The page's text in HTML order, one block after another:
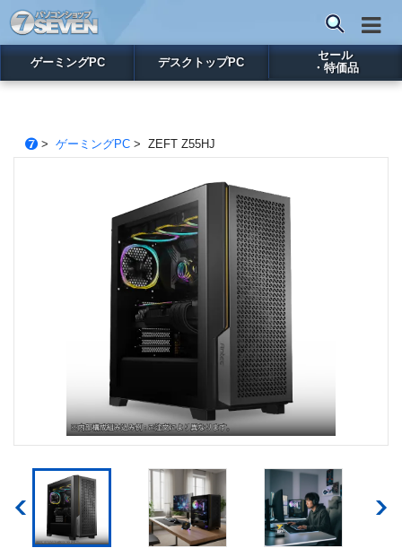
ゲーミングPC デスクトップPC
セール
・特価品
> ゲーミングPC> ZEFT Z55HJ